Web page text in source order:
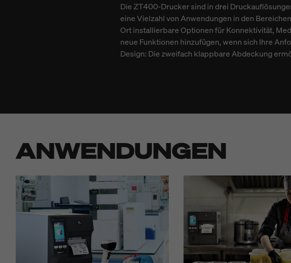
Die ZT400-Drucker sind in drei
eine Vielzahl von Anwendungen in den
Ort installierbare Optionen für Konnektivität,
neue Funktionen hinzufügen, wenn sich Ihre
Design: Die zweifach klappbare Abdeckung
ANWENDUNGEN